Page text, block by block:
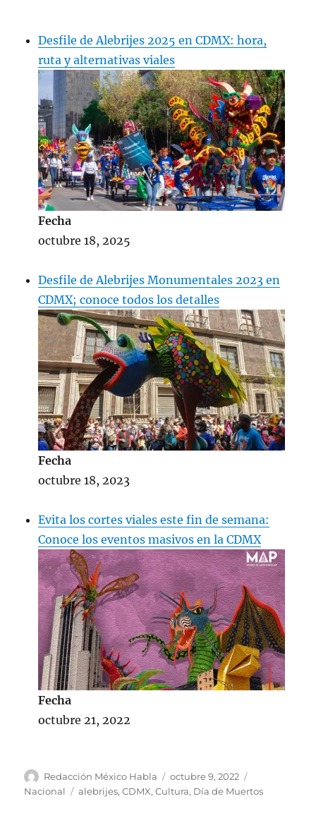
📆15 y 16 de octubre
🕑12 h
📍Museo Casa de
Carranza#VolverAVerte#PatrimonioIN
AH pic.twitter.com/7OtKrarD9d
— INAHmx (@INAHmx)October 7,
2022
Desfile de Alebrijes 2025 en CDMX: hora,
ruta y alternativas viales
Fecha
octubre 18, 2025
Desfile de Alebrijes Monumentales 2023 en
CDMX; conoce todos los detalles
Fecha
octubre 18, 2023
Evita los cortes viales este fin de semana:
Conoce los eventos masivos en la CDMX
Fecha
octubre 21, 2022
A
u
Redacción México Habla
P
u
octubre 9, 2022
a
Nacional
E
alebrijes,CDMX,Cultura, Día de Muertos